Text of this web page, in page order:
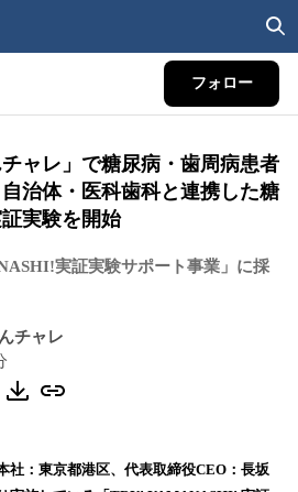
フォロー
ャレ」で糖尿病・歯周病患者
治体・医科歯科と連携した糖
実験を開始
実証実験サポート事業」に採
チャレ
：東京都港区、代表取締役CEO：長坂